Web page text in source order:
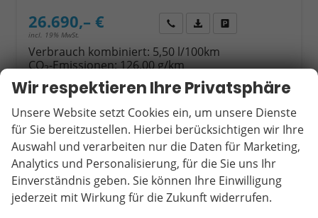
26.690,– €
incl. 19% MwSt.
Wir rufen Sie anFahrzeugexposé (PDF)
Verbrauch kombiniert: 5,50 l/100km
CO2-Emissionen:126,00 g/km
ab 243,– € mtl.
Wir respektieren Ihre Privatsphäre
Unsere Website setzt Cookies ein, um unsere Dienste
für Sie bereitzustellen. Hierbei berücksichtigen wir Ihre
Auswahl und verarbeiten nur die Daten für Marketing,
Analytics und Personalisierung, für die Sie uns Ihr
Einverständnis geben. Sie können Ihre Einwilligung
jederzeit mit Wirkung für die Zukunft widerrufen.